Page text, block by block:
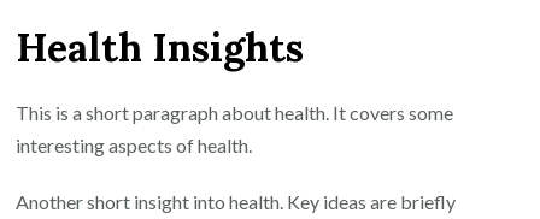
Health Insights
This is a short paragraph about health. It covers some
interesting aspects of health.
Another short insight into health. Key ideas are briefly